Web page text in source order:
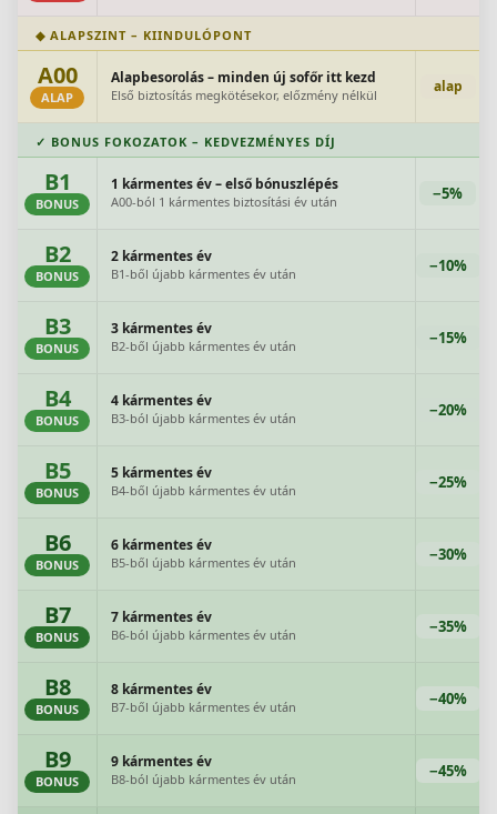
◆ ALAPSZINT – KIINDULÓPONT
A00
ALAP
Alapbesorolás – minden új sofőr itt kezd
Első biztosítás megkötésekor, előzmény nélkül alap
✓ BONUS FOKOZATOK – KEDVEZMÉNYES DÍJ
B1
BONUS
1 kármentes év – első bónuszlépés
A00-ból 1 kármentes biztosítási év után −5%
B2
BONUS
2 kármentes év
B1-ből újabb kármentes év után −10%
B3
BONUS
3 kármentes év
B2-ből újabb kármentes év után −15%
B4
BONUS
4 kármentes év
B3-ból újabb kármentes év után −20%
B5
BONUS
5 kármentes év
B4-ből újabb kármentes év után −25%
B6
BONUS
6 kármentes év
B5-ből újabb kármentes év után −30%
B7
BONUS
7 kármentes év
B6-ból újabb kármentes év után −35%
B8
BONUS
8 kármentes év
B7-ből újabb kármentes év után −40%
B9
BONUS
9 kármentes év
B8-ból újabb kármentes év után −45%